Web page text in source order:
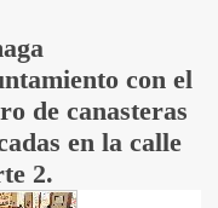
con el
de canasteras
en la calle
2.